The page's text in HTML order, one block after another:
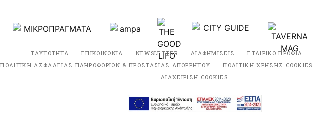
ΤΑΥΤΟΤΗΤΑ ΕΠΙΚΟΙΝΩΝΙΑ NEWSLETTER ΔΙΑΦΗΜΙΣΕΙΣ ΕΤΑΙΡΙΚΟ ΠΡΟΦΙΛ
ΠΟΛΙΤΙΚΗ ΑΣΦΑΛΕΙΑΣ ΠΛΗΡΟΦΟΡΙΩΝ & ΠΡΟΣΤΑΣΙΑΣ ΑΠΟΡΡΗΤΟΥ
ΠΟΛΙΤΙΚΗ ΧΡΗΣΗΣ COOKIES
ΔΙΑΧΕΙΡΙΣΗ COOKIES